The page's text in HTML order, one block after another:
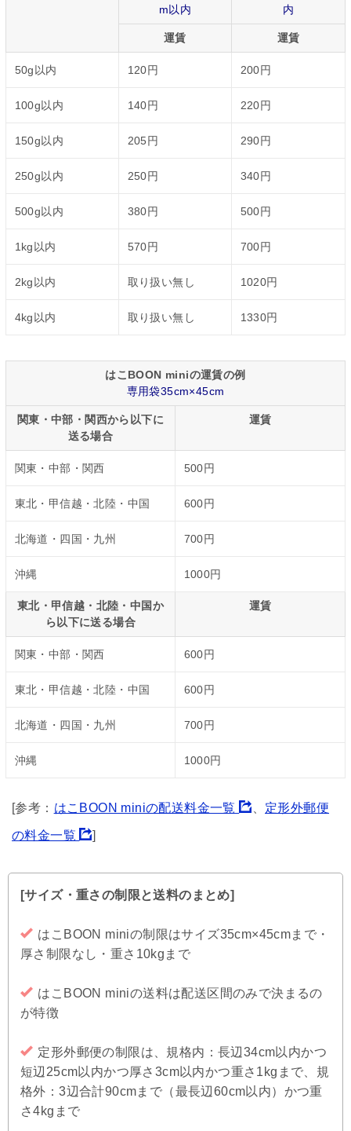
m以内 内
運賃 運賃
50g以内 120円 200円
100g以内 140円 220円
150g以内 205円 290円
250g以内 250円 340円
500g以内 380円 500円
1kg以内 570円 700円
2kg以内 取り扱い無し 1020円
4kg以内 取り扱い無し 1330円
はこBOON miniの運賃の例
専用袋35cm×45cm
関東・中部・関西から以下に
送る場合
運賃
関東・中部・関西 500円
東北・甲信越・北陸・中国 600円
北海道・四国・九州 700円
沖縄 1000円
東北・甲信越・北陸・中国か
ら以下に送る場合
運賃
関東・中部・関西 600円
東北・甲信越・北陸・中国 600円
北海道・四国・九州 700円
沖縄 1000円
[参考： はこBOON miniの配送料金一覧 定形外郵便
の料金一覧 ]
[サイズ・重さの制限と送料のまとめ]
はこBOON miniの制限はサイズ35cm×45cmまで・
厚さ制限なし・重さ10kgまで
はこBOON miniの送料は配送区間のみで決まるの
が特徴
定形外郵便の制限は、規格内：長辺34cm以内かつ
短辺25cm以内かつ厚さ3cm以内かつ重さ1kgまで、規
格外：3辺合計90cmまで（最長辺60cm以内）かつ重
さ4kgまで